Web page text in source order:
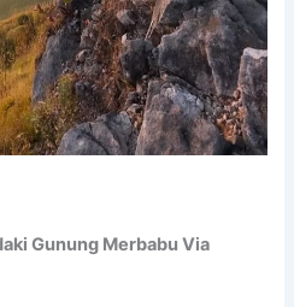
Gunung Merbabu Via